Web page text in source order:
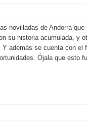
novilladas de Andorra
su historia acumulada, y
además se cuenta con
Ójala que esto